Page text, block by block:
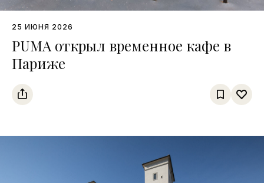
25 ИЮНЯ 2026
PUMA открыл временное кафе в
Париже